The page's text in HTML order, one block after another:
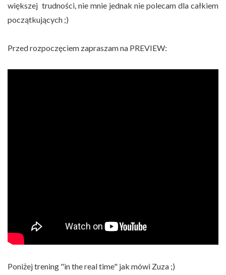
większej trudności, nie mnie jednak nie polecam dla całkiem
początkujących ;)
Przed rozpoczęciem zapraszam na PREVIEW:
Poniżej trening "in the real time" jak mówi Zuza ;)